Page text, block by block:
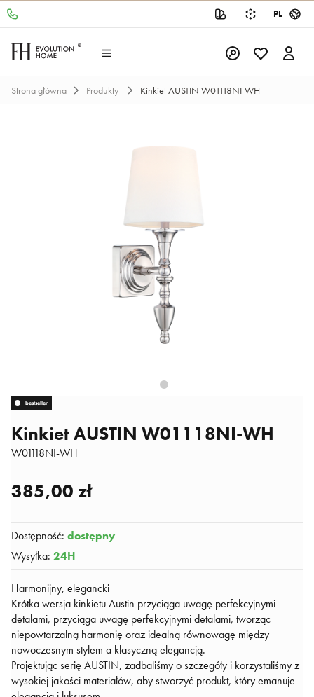
PL
Strona główna Produkty Kinkiet AUSTIN W01118NI-WH
bestseller
Kinkiet AUSTIN W01118NI-WH
W01118NI-WH
385,00 zł
Dostępność: dostępny
Wysyłka: 24H
Harmonijny, elegancki
Krótka wersja kinkietu Austin przyciąga uwagę perfekcyjnymi
detalami, przyciąga uwagę perfekcyjnymi detalami, tworząc
niepowtarzalną harmonię oraz idealną równowagę między
nowoczesnym stylem a klasyczną elegancją.
Projektując serię AUSTIN, zadbaliśmy o szczegóły i korzystaliśmy z
wysokiej jakości materiałów, aby stworzyć produkt, który emanuje